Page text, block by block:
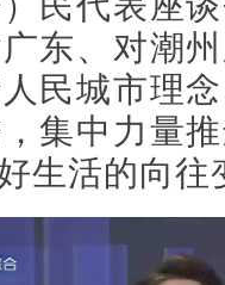
东、对潮
民城市理
集中力量
生活的向往